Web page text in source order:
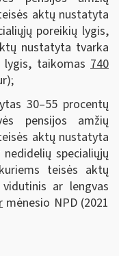
aktų nustatyta
poreikių lygis,
nustatyta tvarka
taikomas 740
30–55 procentų
pensijos amžių
aktų nustatyta
specialiųjų
teisės aktų
ar lengvas
mėnesio NPD (2021